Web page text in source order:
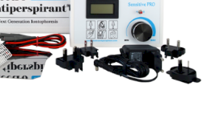
de notre offre. Le prix du produit
express dans le monde
de remboursement en cas
instructions d`utilisation sont dans